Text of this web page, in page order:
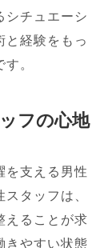
シチュエーシ
と経験をもっ
。
フの心地
を支える男性
タッフは、
えることが求
きやすい状態